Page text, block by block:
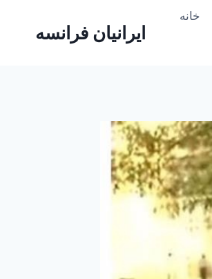
ایرانیان فرانسه
خانه